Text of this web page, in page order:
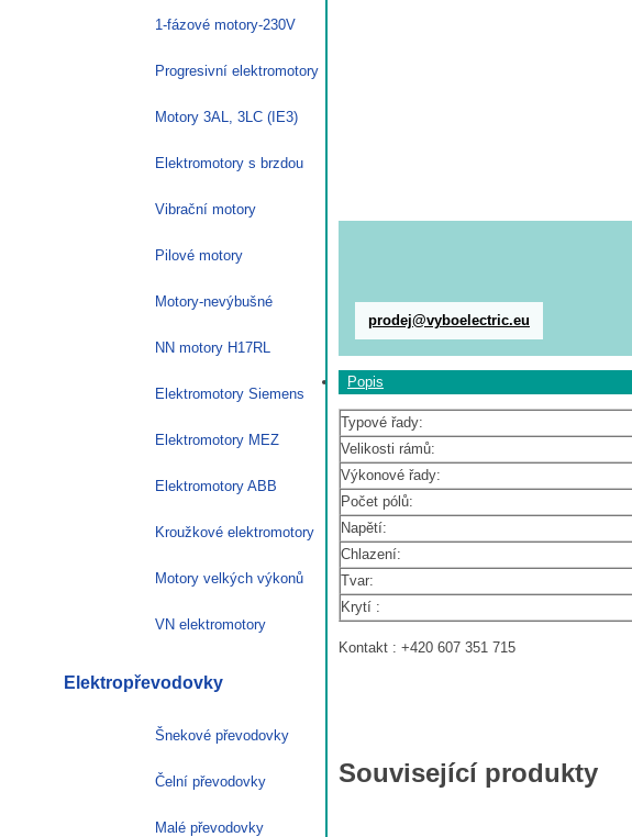
prodej@vyboelectric.eu
Popis
Typové řady:
Velikosti rámů:
Výkonové řady:
Počet pólů:
Napětí:
Chlazení:
Tvar:
Krytí :
Kontakt : +420 607 351 715
Související produkty
1-fázové motory-230V
Progresivní elektromotory
Motory 3AL, 3LC (IE3)
Elektromotory s brzdou
Vibrační motory
Pilové motory
Motory-nevýbušné
NN motory H17RL
Elektromotory Siemens
Elektromotory MEZ
Elektromotory ABB
Kroužkové elektromotory
Motory velkých výkonů
VN elektromotory
Elektropřevodovky
Šnekové převodovky
Čelní převodovky
Malé převodovky